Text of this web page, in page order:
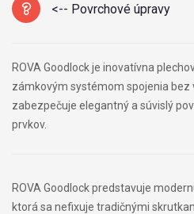
<-- Povrchové úpravy
ROVA Goodlock je inovatívna
zámkovým systémom spojenia bez
zabezpečuje elegantný a súvislý
prvkov.
ROVA Goodlock predstavuje
ktorá sa nefixuje tradičnými